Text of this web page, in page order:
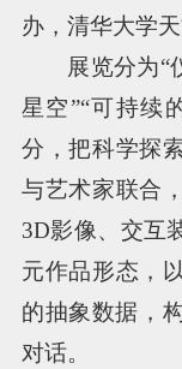
办，清华大学
展览分为“
星空”“可持续
分，把科学探
与艺术家联合
3D影像、交互
元作品形态，
的抽象数据，
对话。